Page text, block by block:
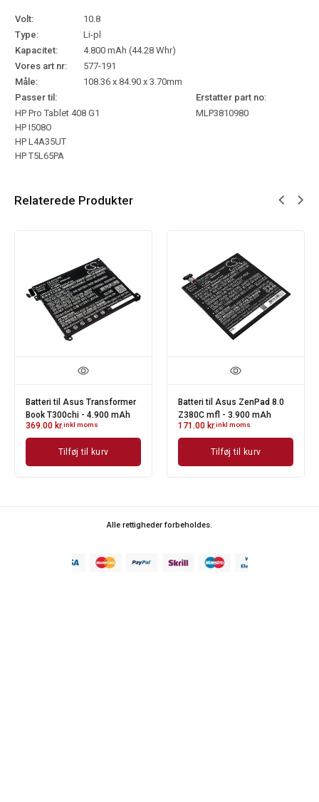
Volt:
10.8
Type:
Li-pl
Kapacitet:
4.800 mAh (44.28 Whr)
Vores art nr:
577-191
Måle:
108.36 x 84.90 x 3.70mm
Passer til:
Erstatter part no:
HP Pro Tablet 408 G1
HP I508O
HP L4A35UT
HP T5L65PA
MLP3810980
Relaterede Produkter
Batteri til Asus Transformer
Book T300chi - 4.900 mAh
369.00 kr.inkl moms
Tilføj til kurv
Batteri til Asus ZenPad 8.0
Z380C mfl - 3.900 mAh
171.00 kr.inkl moms
Tilføj til kurv
Alle rettigheder forbeholdes.